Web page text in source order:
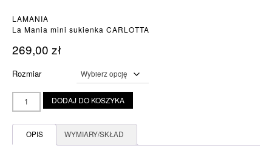
LAMANIA
La Mania mini sukienka CARLOTTA
269,00 zł
Rozmiar
ilość
La
sukienka
DODAJ DO KOSZYKA
OPIS WYMIARY/SKŁAD